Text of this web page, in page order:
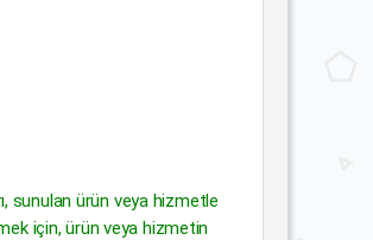
sunulan ürün veya hizmetle
için, ürün veya hizmetin